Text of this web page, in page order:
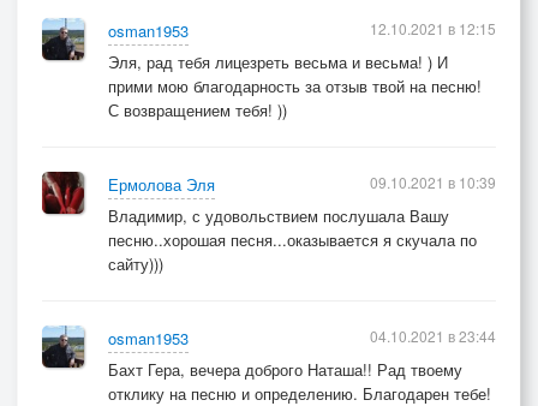
osman1953
Эля, рад тебя лицезреть весьма и весьма! ) И
прими мою благодарность за отзыв твой на песню!
С возвращением тебя! ))
12.10.2021 в 12:15
Ермолова Эля
Владимир, с удовольствием послушала Вашу
песню..хорошая песня...оказывается я скучала по
сайту)))
09.10.2021 в 10:39
osman1953
Бахт Гера, вечера доброго Наташа!! Рад твоему
отклику на песню и определению. Благодарен тебе!
04.10.2021 в 23:44